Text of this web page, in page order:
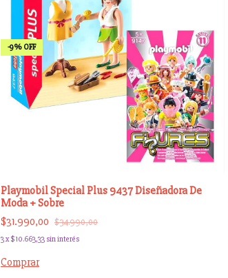
-9% OFF
Playmobil Special Plus 9437 Diseñadora De
Moda + Sobre
$31.990,00 $34.990,00
3x$10.663,33 sin interés
Comprar